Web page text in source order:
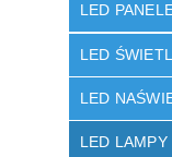
LED
LED
LED
LED LAMPY